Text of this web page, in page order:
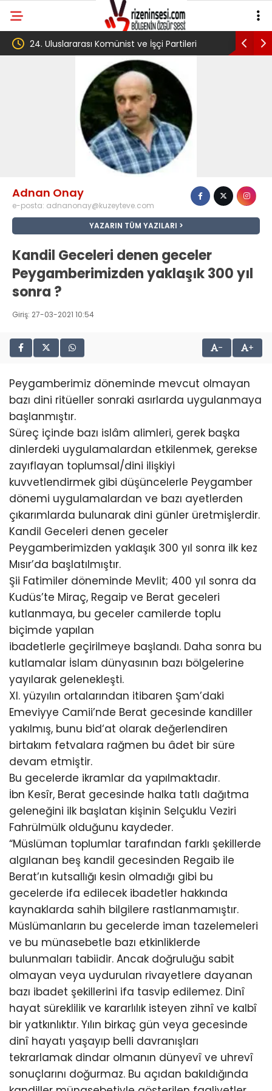
24. Uluslararası Komünist ve İşçi Partileri
toplantısı Havana’da başladı
Adnan Onay
e-posta: adnanonay@kuzeyteve.com
YAZARIN TÜM YAZILARI
Kandil Geceleri denen geceler
Peygamberimizden yaklaşık 300 yıl
sonra ?
Giriş: 27-03-2021 10:54
- +
Peygamberimiz döneminde mevcut olmayan
bazı dini ritüeller sonraki asırlarda uygulanmaya
başlanmıştır.
Süreç içinde bazı islâm alimleri, gerek başka
dinlerdeki uygulamalardan etkilenmek, gerekse
zayıflayan toplumsal/dini ilişkiyi
kuvvetlendirmek gibi düşüncelerle Peygamber
dönemi uygulamalardan ve bazı ayetlerden
çıkarımlarda bulunarak dini günler üretmişlerdir.
Kandil Geceleri denen geceler
Peygamberimizden yaklaşık 300 yıl sonra ilk kez
Mısır’da başlatılmıştır.
Şii Fatimiler döneminde Mevlit; 400 yıl sonra da
Kudüs’te Miraç, Regaip ve Berat geceleri
kutlanmaya, bu geceler camilerde toplu
biçimde yapılan
ibadetlerle geçirilmeye başlandı. Daha sonra bu
kutlamalar İslam dünyasının bazı bölgelerine
yayılarak gelenekleşti.
XI. yüzyılın ortalarından itibaren Şam’daki
Emeviyye Camii’nde Berat gecesinde kandiller
yakılmış, bunu bid‘at olarak değerlendiren
birtakım fetvalara rağmen bu âdet bir süre
devam etmiştir.
Bu gecelerde ikramlar da yapılmaktadır.
İbn Kesîr, Berat gecesinde halka tatlı dağıtma
geleneğini ilk başlatan kişinin Selçuklu Veziri
Fahrülmülk olduğunu kaydeder.
“Müslüman toplumlar tarafından farklı şekillerde
algılanan beş kandil gecesinden Regaib ile
Berat’ın kutsallığı kesin olmadığı gibi bu
gecelerde ifa edilecek ibadetler hakkında
kaynaklarda sahih bilgilere rastlanmamıştır.
Müslümanların bu gecelerde iman tazelemeleri
ve bu münasebetle bazı etkinliklerde
bulunmaları tabiidir. Ancak doğruluğu sabit
olmayan veya uydurulan rivayetlere dayanan
bazı ibadet şekillerini ifa tasvip edilemez. Dinî
hayat süreklilik ve kararlılık isteyen zihnî ve kalbî
bir yatkınlıktır. Yılın birkaç gün veya gecesinde
dinî hayatı yaşayıp belli davranışları
tekrarlamak dindar olmanın dünyevî ve uhrevî
sonuçlarını doğurmaz. Bu açıdan bakıldığında